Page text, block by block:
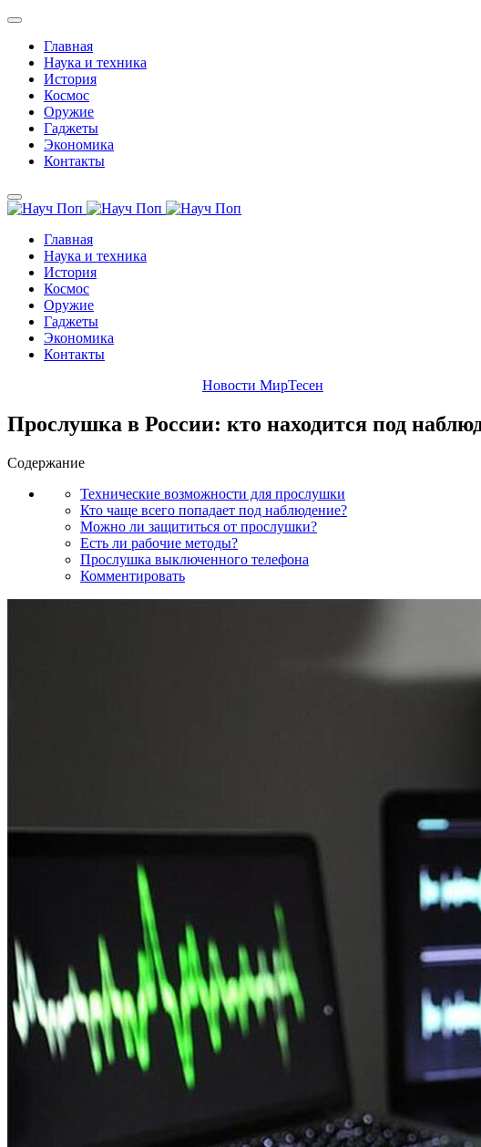
Главная
Наука и техника
История
Космос
Оружие
Гаджеты
Экономика
Контакты
Главная
Наука и техника
История
Космос
Оружие
Гаджеты
Экономика
Контакты
Новости МирТесен
Прослушка в России: кто находится под
Содержание
Технические возможности для прослушки
Кто чаще всего попадает под наблюдение?
Можно ли защититься от прослушки?
Есть ли рабочие методы?
Прослушка выключенного телефона
Комментировать